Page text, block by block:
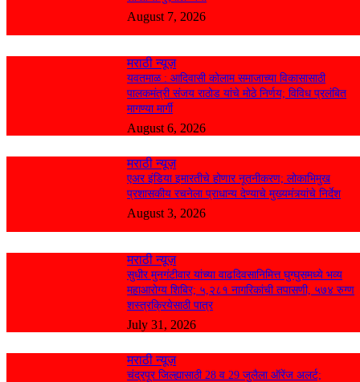
August 7, 2026
मराठी न्यूज़
यवतमाळ : आदिवासी कोलाम समाजाच्या विकासासाठी
पालकमंत्री संजय राठोड यांचे मोठे निर्णय; विविध प्रलंबित
मागण्या मार्गी
August 6, 2026
मराठी न्यूज़
एअर इंडिया इमारतीचे होणार नूतनीकरण; लोकाभिमुख
प्रशासकीय रचनेला प्राधान्य देण्याचे मुख्यमंत्र्यांचे निर्देश
August 3, 2026
मराठी न्यूज़
सुधीर मुनगंटीवार यांच्या वाढदिवसानिमित्त घुग्घुसमध्ये भव्य
महाआरोग्य शिबिर; ५,२८१ नागरिकांची तपासणी, ५७४ रुग्ण
शस्त्रक्रियेसाठी पात्र
July 31, 2026
मराठी न्यूज़
चंद्रपूर जिल्ह्यासाठी 28 व 29 जुलैला ऑरेंज अलर्ट;